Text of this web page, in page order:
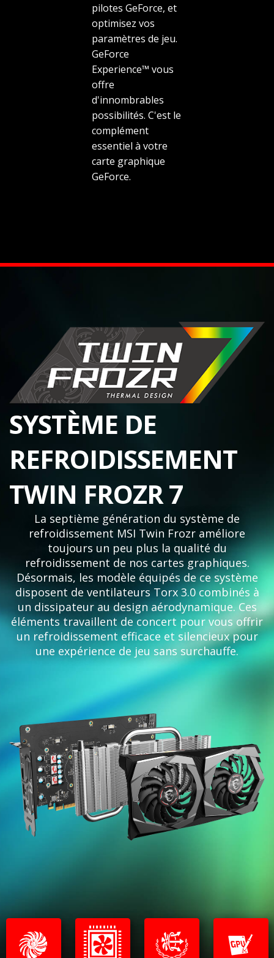
pilotes GeForce, et
optimisez vos
paramètres de jeu.
GeForce
Experience™ vous
offre
d'innombrables
possibilités. C'est le
complément
essentiel à votre
carte graphique
GeForce.
SYSTÈME DE
REFROIDISSEMENT
TWIN FROZR 7
La septième génération du système de
refroidissement MSI Twin Frozr améliore
toujours un peu plus la qualité du
refroidissement de nos cartes graphiques.
Désormais, les modèle équipés de ce système
disposent de ventilateurs Torx 3.0 combinés à
un dissipateur au design aérodynamique. Ces
éléments travaillent de concert pour vous offrir
un refroidissement efficace et silencieux pour
une expérience de jeu sans surchauffe.